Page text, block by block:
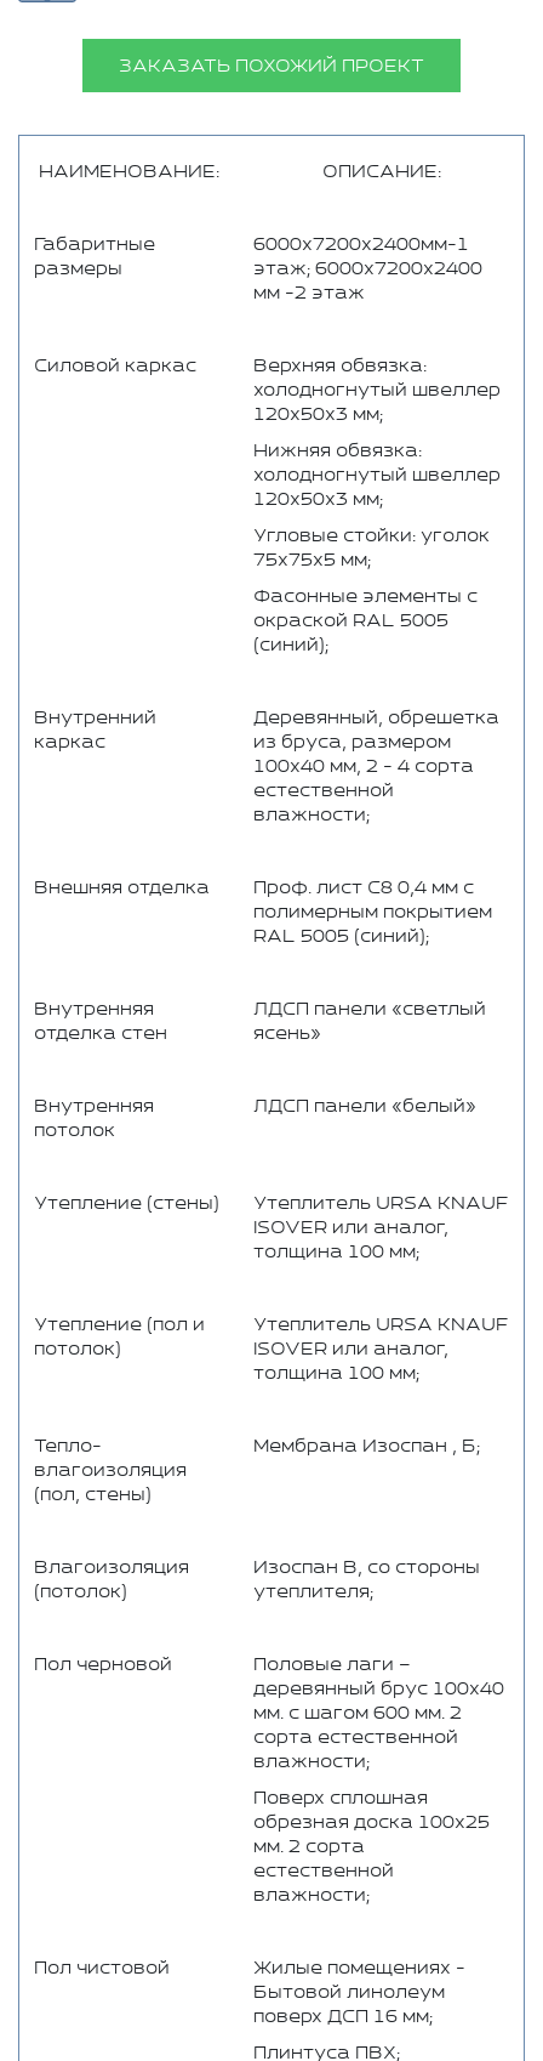
ЗАКАЗАТЬ ПОХОЖИЙ ПРОЕКТ
НАИМЕНОВАНИЕ: ОПИСАНИЕ:
Габаритные
размеры
6000х7200х2400мм-1
этаж; 6000х7200х2400
мм -2 этаж
Силовой каркас
Верхняя обвязка:
холодногнутый швеллер
120х50х3 мм;
Нижняя обвязка:
холодногнутый швеллер
120х50х3 мм;
Угловые стойки: уголок
75х75х5 мм;
Фасонные элементы с
окраской RAL 5005
(синий);
Внутренний
каркас
Деревянный, обрешетка
из бруса, размером
100x40 мм, 2 - 4 сорта
естественной
влажности;
Внешняя отделка
Проф. лист С8 0,4 мм с
полимерным покрытием
RAL 5005 (синий);
Внутренняя
отделка стен
ЛДСП панели «светлый
ясень»
Внутренняя
потолок
ЛДСП панели «белый»
Утепление (стены)
Утеплитель URSA KNAUF
ISOVER или аналог,
толщина 100 мм;
Утепление (пол и
потолок)
Утеплитель URSA KNAUF
ISOVER или аналог,
толщина 100 мм;
Тепло-
влагоизоляция
(пол, стены)
Мембрана Изоспан , Б;
Влагоизоляция
(потолок)
Изоспан В, со стороны
утеплителя;
Пол черновой
Половые лаги –
деревянный брус 100x40
мм. с шагом 600 мм. 2
сорта естественной
влажности;
Поверх сплошная
обрезная доска 100x25
мм. 2 сорта
естественной
влажности;
Пол чистовой
Жилые помещениях -
Бытовой линолеум
поверх ДСП 16 мм;
Плинтуса ПВХ;